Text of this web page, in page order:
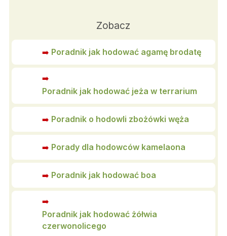
Zobacz
➡️ Poradnik jak hodować agamę brodatę
➡️
Poradnik jak hodować jeża w terrarium
➡️ Poradnik o hodowli zbożówki węża
➡️ Porady dla hodowców kamelaona
➡️ Poradnik jak hodować boa
➡️
Poradnik jak hodować żółwia
czerwonolicego